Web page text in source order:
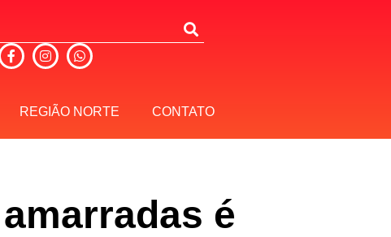
REGIÃO NORTE CONTATO
é